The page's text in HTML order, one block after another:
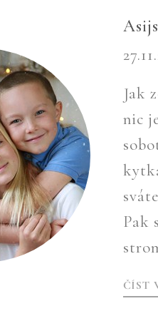
Jak
nic
Pak
ČÍST